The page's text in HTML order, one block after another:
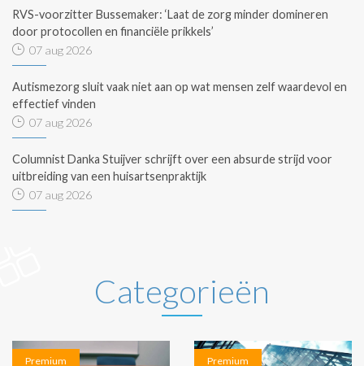
RVS-voorzitter Bussemaker: ‘Laat de zorg minder domineren
door protocollen en financiële prikkels’
07 aug 2026
Autismezorg sluit vaak niet aan op wat mensen zelf waardevol en
effectief vinden
07 aug 2026
Columnist Danka Stuijver schrijft over een absurde strijd voor
uitbreiding van een huisartsenpraktijk
07 aug 2026
Categorieën
Premium Premium